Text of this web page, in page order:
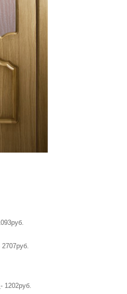
2707руб.
- 1202руб.